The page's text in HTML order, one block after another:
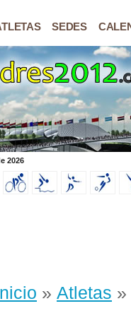
SEDES
2026
» Atletas »